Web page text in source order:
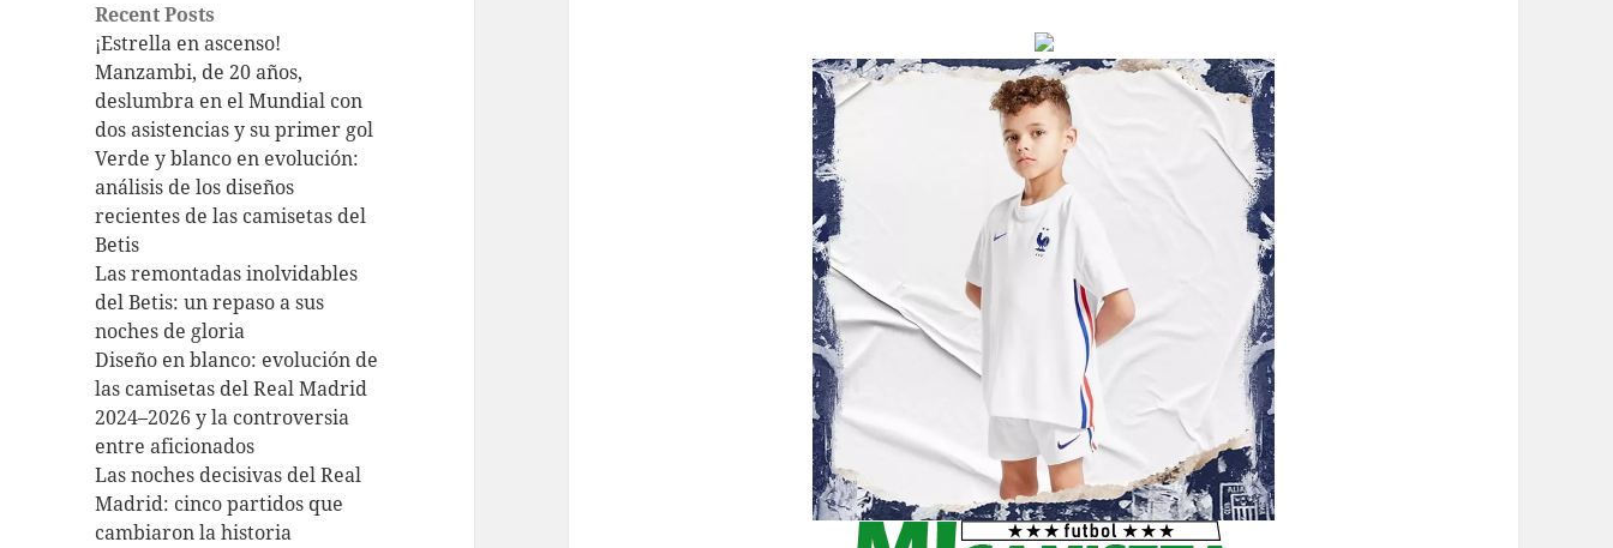
Recent Posts
¡Estrella en ascenso!
Manzambi, de 20 años,
deslumbra en el Mundial con
dos asistencias y su primer gol
Verde y blanco en evolución:
análisis de los diseños
recientes de las camisetas del
Betis
Las remontadas inolvidables
del Betis: un repaso a sus
noches de gloria
Diseño en blanco: evolución de
las camisetas del Real Madrid
2024–2026 y la controversia
entre aficionados
Las noches decisivas del Real
Madrid: cinco partidos que
cambiaron la historia